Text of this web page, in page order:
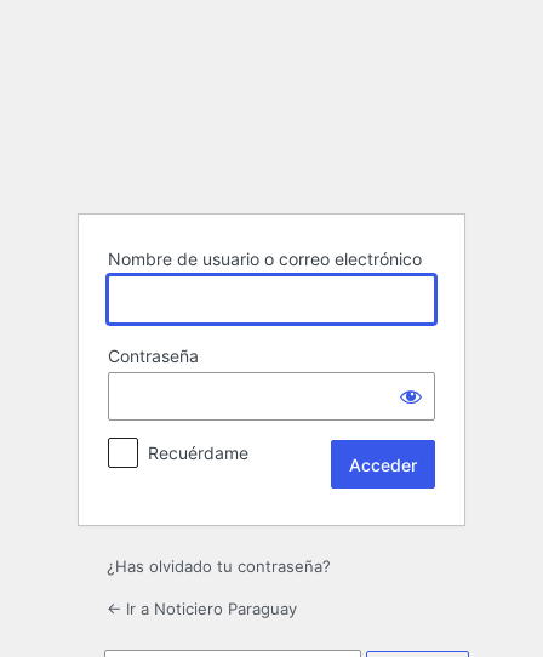
Nombre de usuario o correo electrónico
Contraseña
Recuérdame
¿Has olvidado tu contraseña?
← Ir a Noticiero Paraguay